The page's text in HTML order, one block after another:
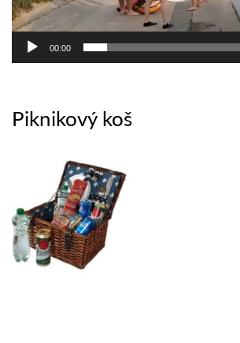
00:00
Piknikový koš